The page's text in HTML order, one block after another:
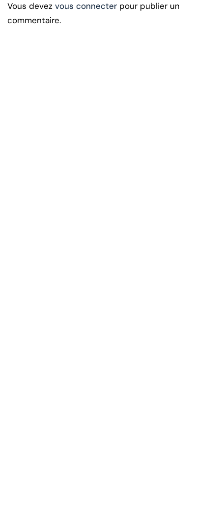
Vous devez vous connecter pour publier un
commentaire.